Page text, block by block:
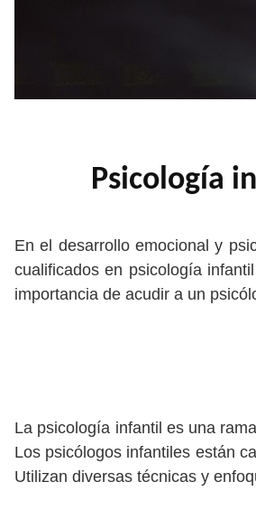
Psicología
En el desarrollo emocional y
cualificados en psicología
importancia de acudir a un
La psicología infantil es una
Los psicólogos infantiles están
Utilizan diversas técnicas y